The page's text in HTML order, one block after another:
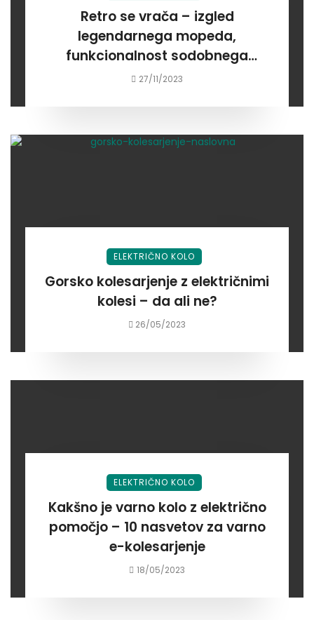
Retro se vrača – izgled
legendarnega mopeda,
funkcionalnost sodobnega
električnega kolesa: E-kolo
27/11/2023
ELEKTRIČNO KOLO
Gorsko kolesarjenje z električnimi
kolesi – da ali ne?
26/05/2023
ELEKTRIČNO KOLO
Kakšno je varno kolo z električno
pomočjo – 10 nasvetov za varno
e-kolesarjenje
18/05/2023